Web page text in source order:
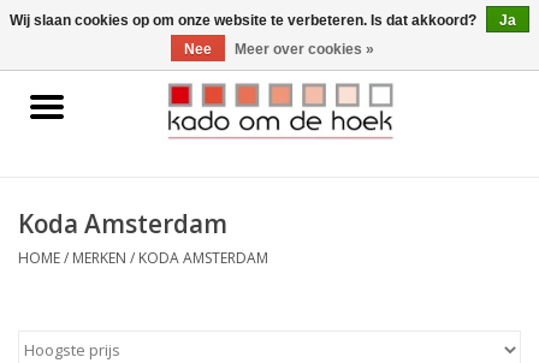
0 Artikelen - €0,00
Home
Gadgets
Koda Amsterdam
HOME/ MERKEN / KODA AMSTERDAM
Wij slaan cookies op om onze website te verbeteren. Is dat akkoord?
Ja
Nee
Meer over cookies »